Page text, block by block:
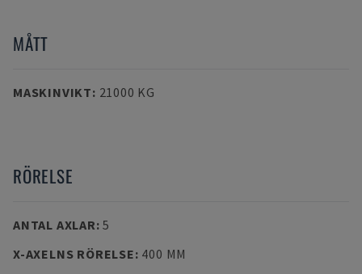
MÅTT
MASKINVIKT: 21000 KG
RÖRELSE
ANTAL AXLAR:5
X-AXELNS RÖRELSE: 400 MM